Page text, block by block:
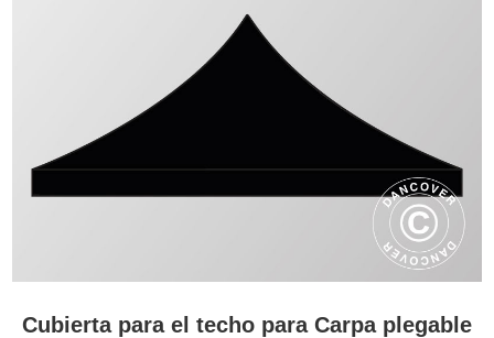
Cubierta para el techo para Carpa plegable